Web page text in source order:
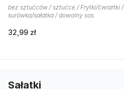
bez sztućców / sztućce / Frytki/ćwiartki /
surówka/sałatka / dowolny sos
32,99 zł
Sałatki